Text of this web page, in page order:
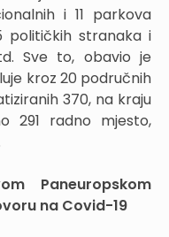
i 11 parkova
političkih stranaka i
Sve to, obavio je
kroz 20 područnih
370, na kraju
291 radno mjesto,
Paneuropskom
na Covid-19